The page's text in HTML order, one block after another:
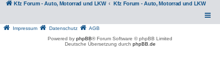
Kfz Forum - Auto, Motorrad und LKW Kfz Forum - Auto, Motorrad und LKW
Impressum Datenschutz
AGB
Powered by phpBB® Forum Software © phpBB Limited
Deutsche Übersetzung durch phpBB.de